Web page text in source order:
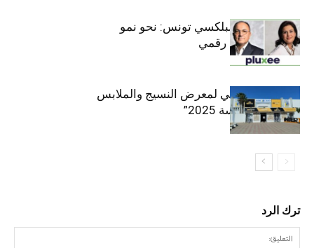
قيادة مزدوجة لبلكسي تونس: نحو نمو
متسارع وتحول رقمي
الافتتاح الرسمي لمعرض النسيج والملابس
“إنترتكس سوسة 2025”
ترك الرد